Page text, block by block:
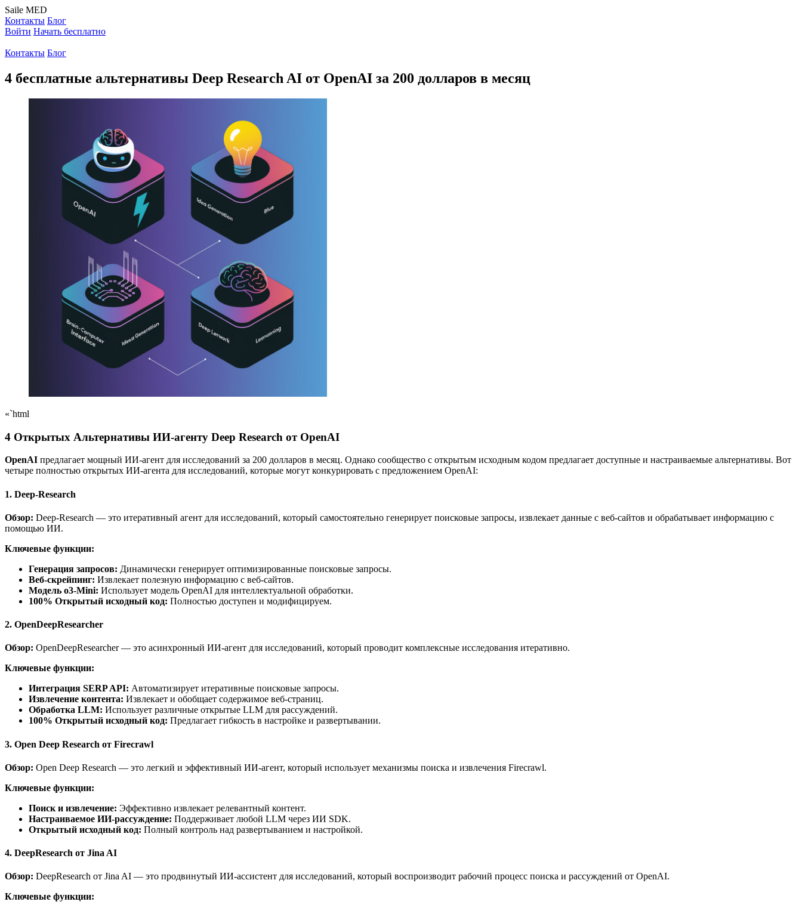
Saile MED
Контакты Блог
Войти Начать бесплатно
Контакты Блог
4 бесплатные альтернативы Deep Research AI от OpenAI за 200 долларов в месяц
«`html
4 Открытых Альтернативы ИИ-агенту Deep Research от OpenAI
OpenAI предлагает мощный ИИ-агент для исследований за 200 долларов в месяц. Однако сообщество с открытым исходным кодом предлагает доступные и настраиваемые альтернативы. Вот
четыре полностью открытых ИИ-агента для исследований, которые могут конкурировать с предложением OpenAI:
1. Deep-Research
Обзор: Deep-Research — это итеративный агент для исследований, который самостоятельно генерирует поисковые запросы, извлекает данные с веб-сайтов и обрабатывает информацию с
помощью ИИ.
Ключевые функции:
Генерация запросов: Динамически генерирует оптимизированные поисковые запросы.
Веб-скрейпинг: Извлекает полезную информацию с веб-сайтов.
Модель o3-Mini: Использует модель OpenAI для интеллектуальной обработки.
100% Открытый исходный код: Полностью доступен и модифицируем.
2. OpenDeepResearcher
Обзор: OpenDeepResearcher — это асинхронный ИИ-агент для исследований, который проводит комплексные исследования итеративно.
Ключевые функции:
Интеграция SERP API: Автоматизирует итеративные поисковые запросы.
Извлечение контента: Извлекает и обобщает содержимое веб-страниц.
Обработка LLM: Использует различные открытые LLM для рассуждений.
100% Открытый исходный код: Предлагает гибкость в настройке и развертывании.
3. Open Deep Research от Firecrawl
Обзор: Open Deep Research — это легкий и эффективный ИИ-агент, который использует механизмы поиска и извлечения Firecrawl.
Ключевые функции:
Поиск и извлечение: Эффективно извлекает релевантный контент.
Настраиваемое ИИ-рассуждение: Поддерживает любой LLM через ИИ SDK.
Открытый исходный код: Полный контроль над развертыванием и настройкой.
4. DeepResearch от Jina AI
Обзор: DeepResearch от Jina AI — это продвинутый ИИ-ассистент для исследований, который воспроизводит рабочий процесс поиска и рассуждений от OpenAI.
Ключевые функции: